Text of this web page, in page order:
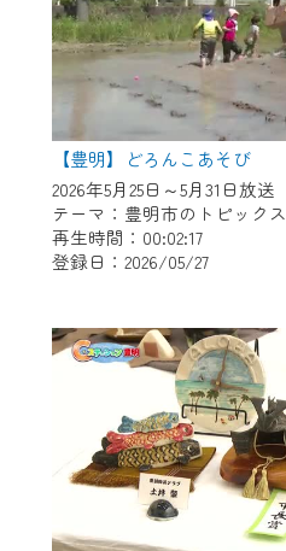
【豊明】どろんこあそび
2026年5月25日～5月31日放送
テーマ：豊明市のトピックス
再生時間：00:02:17
登録日：2026/05/27